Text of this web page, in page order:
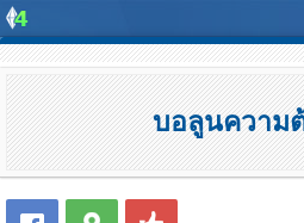
บอลูนความ